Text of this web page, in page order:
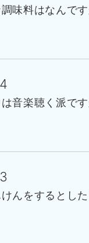
味料はなんです
音楽聴く派で
けんをするとし